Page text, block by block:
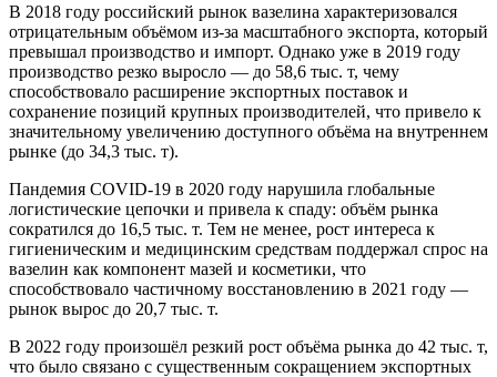
В 2018 году российский рынок вазелина характеризовался
отрицательным объёмом из-за масштабного экспорта, который
превышал производство и импорт. Однако уже в 2019 году
производство резко выросло — до 58,6 тыс. т, чему
способствовало расширение экспортных поставок и
сохранение позиций крупных производителей, что привело к
значительному увеличению доступного объёма на внутреннем
рынке (до 34,3 тыс. т).
Пандемия COVID-19 в 2020 году нарушила глобальные
логистические цепочки и привела к спаду: объём рынка
сократился до 16,5 тыс. т. Тем не менее, рост интереса к
гигиеническим и медицинским средствам поддержал спрос на
вазелин как компонент мазей и косметики, что
способствовало частичному восстановлению в 2021 году —
рынок вырос до 20,7 тыс. т.
В 2022 году произошёл резкий рост объёма рынка до 42 тыс. т,
что было связано с существенным сокращением экспортных